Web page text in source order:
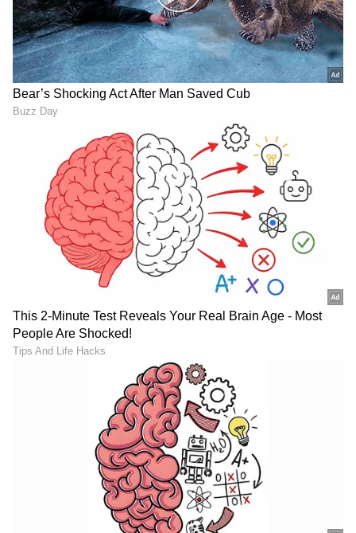
DOWNLOAD APP
RECOMMENDED STORIES
ಮದುಮಗಳ ಲುಕ್​ನಲ್ಲಿ
ಮಂಗಳೂರು ಪುಟ್ಟಿ ರಕ್ಷಿತಾ ಶೆಟ್ಟಿ-
ಇದರ ಗುಟ್ಟೇನು ಗೊತ್ತಾ?
Something Special?
Bigg Boss ಮನೆಗೆ ನಿಮ್ಮನ್ನು
ಸೆಲೆಕ್ಟ್​ ಮಾಡಲು ಬರ್ತಿದ್ದಾರೆ ಈ
ಹ್ಯಾಂಡ್​ಸಮ್​: ಅಗ್ನಿ ಪರೀಕ್ಷೆಯ
ತೀರ್ಪುಗಾರರು ಇವರೇ